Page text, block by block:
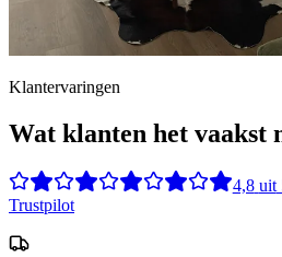
Klantervaringen
Wat klanten het vaakst
4,8 uit
Trustpilot